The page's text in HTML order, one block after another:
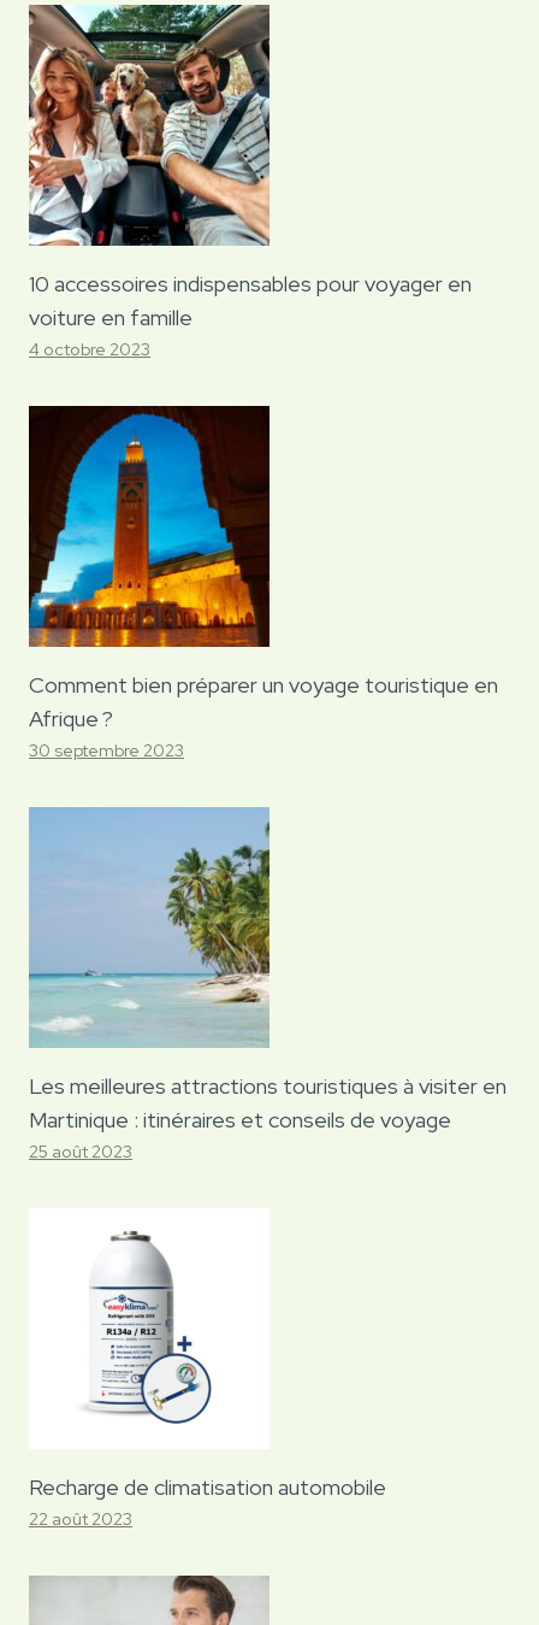
10 accessoires indispensables pour voyager en
voiture en famille
4 octobre 2023
Comment bien préparer un voyage touristique en
Afrique ?
30 septembre 2023
Les meilleures attractions touristiques à visiter en
Martinique : itinéraires et conseils de voyage
25 août 2023
Recharge de climatisation automobile
22 août 2023